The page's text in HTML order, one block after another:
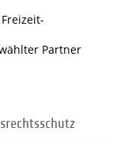
Partner